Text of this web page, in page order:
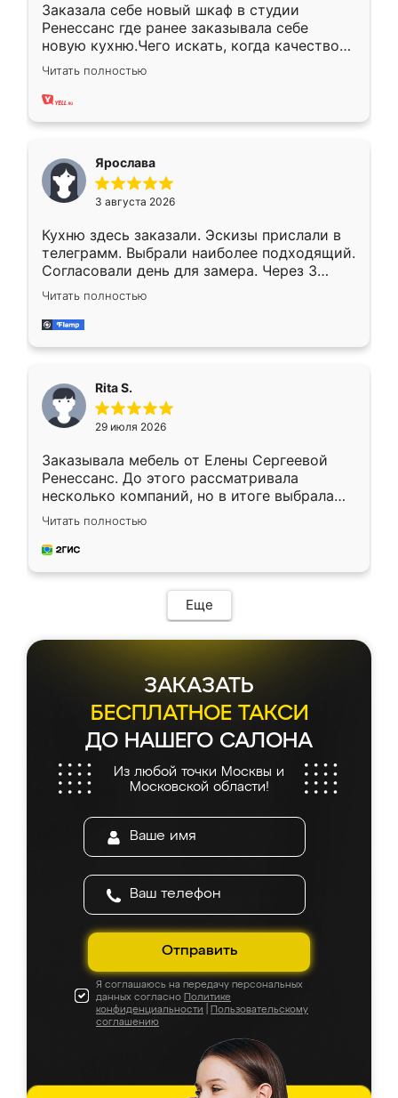
Заказала себе новый шкаф в студии
Ренессанс где ранее заказывала себе
новую кухню.Чего искать, когда качеством
вполне довольна. Служит кухня уже почти
два года, нареканий нет.
Читать полностью
Ярослава
3 августа 2026
Кухню здесь заказали. Эскизы прислали в
телеграмм. Выбрали наиболее подходящий.
Согласовали день для замера. Через 3
недели кухня была уже готова. Остались
довольны работой. Спасибо Ренессанс
мебель за качественную работу!
Читать полностью
Rita S.
29 июля 2026
Заказывала мебель от Елены Сергеевой
Ренессанс. До этого рассматривала
несколько компаний, но в итоге выбрала
эту. Сначала обговорили условия, потом
приехал замерщик, всё спокойно объяснил
и снял размеры. Изготовили в срок, с
мебель сразу встала на свое место без
каких-либо доработок. Качеством осталась
довольна, все выглядит так, как и ожидала.
Читать полностью
Еще
ЗАКАЗАТЬ
БЕСПЛАТНОЕ ТАКСИ
ДО НАШЕГО САЛОНА
Из любой точки Москвы и
Московской области!
Отправить
Я соглашаюсь на передачу персональных
данных согласно Политике
конфиденциальности
Пользовательскому
соглашению